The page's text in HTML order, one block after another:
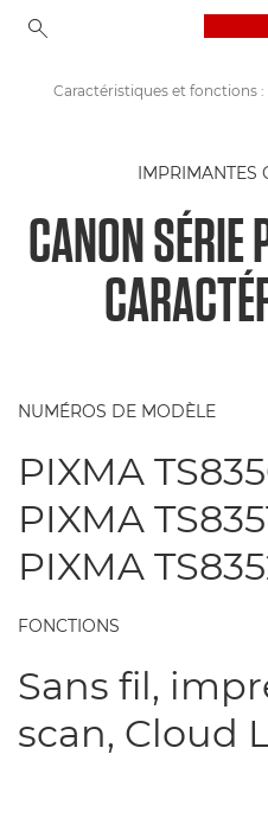
Imprimantes Canon
Série Canon PIXMA TS8350
IMPRIMANTES
CANON
NUMÉROS DE MODÈLE
PIXMA
PIXMA
PIXMA
FONCTIONS
Sans fil,
scan, Cloud